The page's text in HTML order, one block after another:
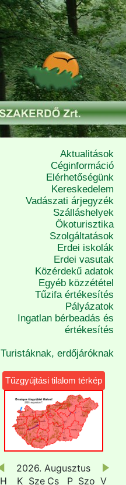
Aktualitások
Céginformáció
Elérhetőségünk
Kereskedelem
Vadászati árjegyzék
Szálláshelyek
Ökoturisztika
Szolgáltatások
Erdei iskolák
Erdei vasutak
Közérdekű adatok
Egyéb közzététel
Tűzifa értékesítés
Pályázatok
Ingatlan bérbeadás és
értékesítés
Turistáknak, erdőjáróknak
Tűzgyújtási tilalom térkép
2026. Augusztus
H
K Sze Cs P Szo V